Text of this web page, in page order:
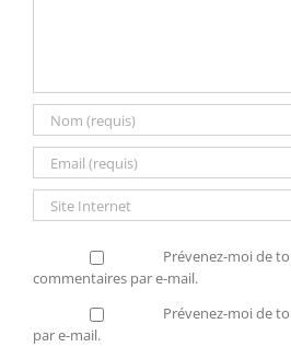
Prévenez-moi de
commentaires par e-mail.
Prévenez-moi de
par e-mail.